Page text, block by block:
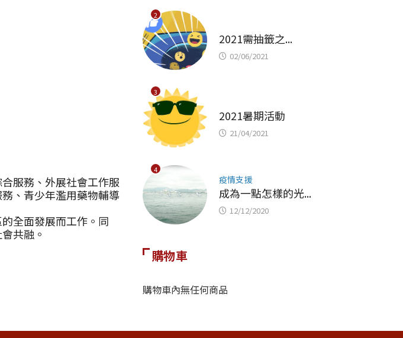
服務、外展社會工作服
、青少年濫用藥物輔導
全面發展而工作。同
共融。
2
2021需抽籤之...
02/06/2021
3
2021暑期活動
21/04/2021
4
疫情支援
成為一點怎樣的光...
12/12/2020
購物車
購物車內無任何商品